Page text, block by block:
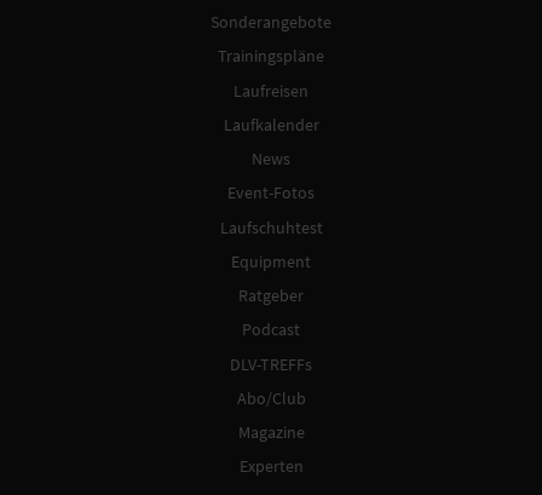
Sonderangebote
Trainingspläne
Laufreisen
Laufkalender
News
Event-Fotos
Laufschuhtest
Equipment
Ratgeber
Podcast
DLV-TREFFs
Abo/Club
Magazine
Experten